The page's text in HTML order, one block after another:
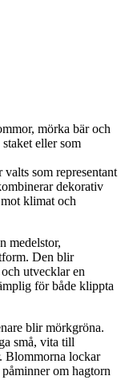
mörka bär och
eller som
som representant
dekorativ
klimat och
medelstor,
Den blir
utvecklar en
för både klippta
blir mörkgröna.
små, vita till
Blommorna lockar
om hagtorn